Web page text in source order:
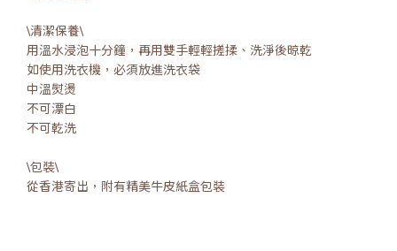
\清潔保養\
用溫水浸泡十分鐘，再用雙手輕輕搓揉、洗淨後晾乾
如使用洗衣機，必須放進洗衣袋
中溫熨燙
不可漂白
不可乾洗
\包裝\
從香港寄出，附有精美牛皮紙盒包裝